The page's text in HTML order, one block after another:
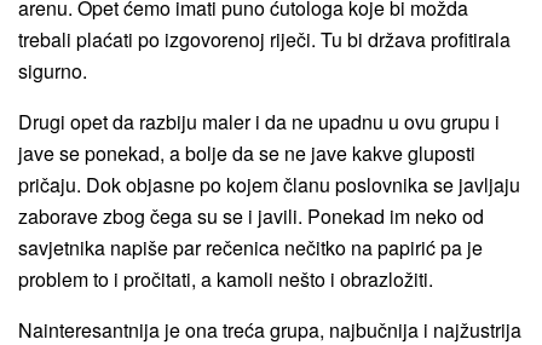
arenu. Opet ćemo imati puno ćutologa koje bi možda
trebali plaćati po izgovorenoj riječi. Tu bi država profitirala
sigurno.
Drugi opet da razbiju maler i da ne upadnu u ovu grupu i
jave se ponekad, a bolje da se ne jave kakve gluposti
pričaju. Dok objasne po kojem članu poslovnika se javljaju
zaborave zbog čega su se i javili. Ponekad im neko od
savjetnika napiše par rečenica nečitko na papirić pa je
problem to i pročitati, a kamoli nešto i obrazložiti.
Nainteresantnija je ona treća grupa, najbučnija i najžustrija